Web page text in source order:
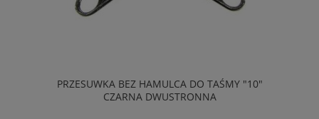
PRZESUWKA BEZ HAMULCA DO TAŚMY "10"
CZARNA DWUSTRONNA